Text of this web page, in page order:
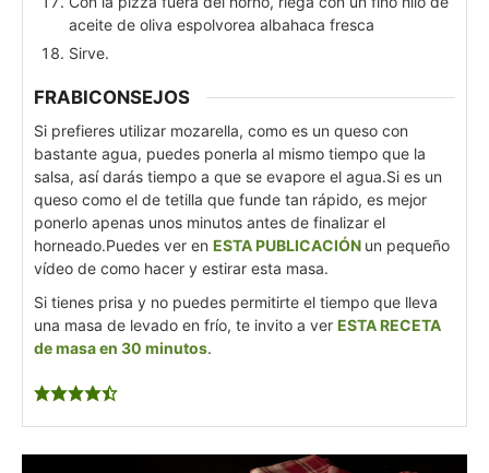
aceite de oliva espolvorea albahaca fresca
Sirve.
FRABICONSEJOS
Si prefieres utilizar mozarella, como es un queso con
bastante agua, puedes ponerla al mismo tiempo que la
salsa, así darás tiempo a que se evapore el agua.Si es un
queso como el de tetilla que funde tan rápido, es mejor
ponerlo apenas unos minutos antes de finalizar el
horneado.Puedes ver en ESTA PUBLICACIÓN un pequeño
vídeo de como hacer y estirar esta masa.
Si tienes prisa y no puedes permitirte el tiempo que lleva
una masa de levado en frío, te invito a ver ESTA RECETA
de masa en 30 minutos.